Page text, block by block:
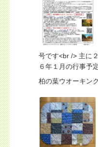
号です<br /> 主に
６年１月の行事予
柏の葉ウオーキン